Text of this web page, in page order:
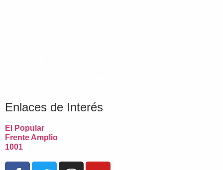
Enlaces de Interés
El Popular
Frente Amplio
1001